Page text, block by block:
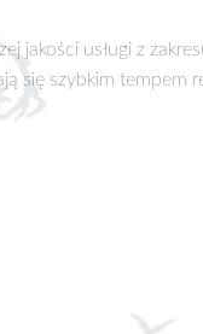
jakości usługi z
się szybkim tempem